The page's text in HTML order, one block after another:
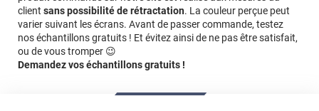
client sans possibilité de rétractation. La couleur perçue peut
varier suivant les écrans. Avant de passer commande, testez
nos échantillons gratuits ! Et évitez ainsi de ne pas être satisfait,
ou de vous tromper 😉
Demandez vos échantillons gratuits !
transmis n’est pas exploitable tel quel. Cela inclut notamment les
visuels ou logos de mauvaise qualité, les fichiers non vectorisés
ou l'absence de fichier prêt à imprimer. Toute intervention de
création ou de retouche graphique peut entrainer un surcoût.